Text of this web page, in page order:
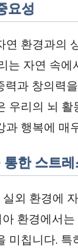
요성
연 환경과의
는 자연 속
력과 창의력
우리의 뇌
과 행복에 매
한 스트
외 환경에
환경에서
미칩니다.